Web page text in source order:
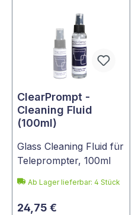
ClearPrompt -
Cleaning Fluid
(100ml)
Glass Cleaning Fluid für
Teleprompter, 100ml
Ab Lager lieferbar: 4 Stück
24,75 €